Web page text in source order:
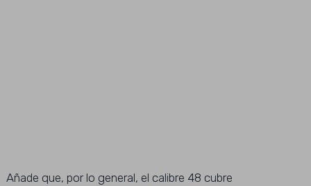
Añade que, por lo general, el calibre 48 cubre